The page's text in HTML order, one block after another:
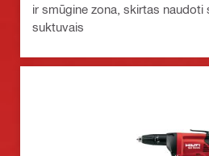
ir smūgine zona, skirtas naudoti
suktuvais